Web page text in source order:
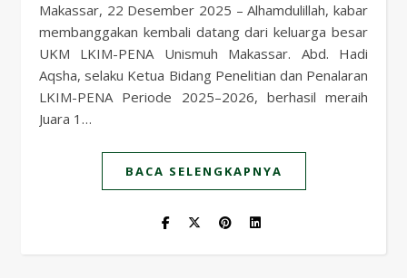
Makassar, 22 Desember 2025 – Alhamdulillah, kabar
membanggakan kembali datang dari keluarga besar
UKM LKIM-PENA Unismuh Makassar. Abd. Hadi
Aqsha, selaku Ketua Bidang Penelitian dan Penalaran
LKIM-PENA Periode 2025–2026, berhasil meraih
Juara 1…
BACA SELENGKAPNYA